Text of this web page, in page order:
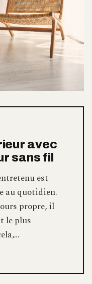
avec
sans fil
est
au quotidien.
propre, il
le plus